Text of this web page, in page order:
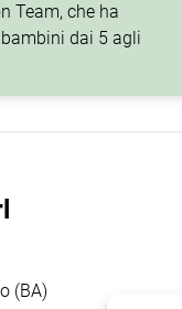
Team, che ha
dai 5 agli
(BA)